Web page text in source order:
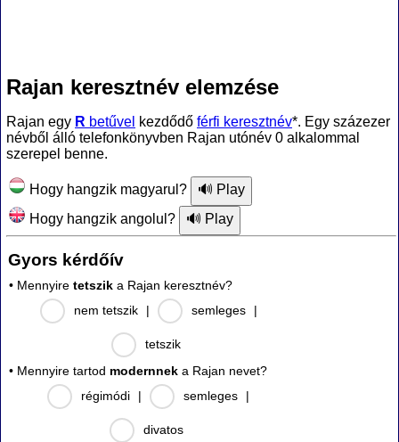
Rajan keresztnév elemzése
Rajan egy R betűvel kezdődő férfi keresztnév*. Egy százezer
névből álló telefonkönyvben Rajan utónév 0 alkalommal
szerepel benne.
Hogy hangzik magyarul?
Hogy hangzik angolul?
Gyors kérdőív
• Mennyire tetszik a Rajan keresztnév?
nem tetszik
| semleges |
tetszik
• Mennyire tartod modernnek a Rajan nevet?
régimódi
| semleges |
divatos